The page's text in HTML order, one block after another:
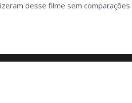
desse filme sem